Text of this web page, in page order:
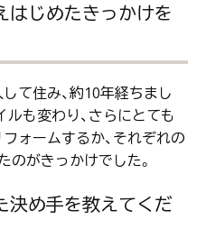
はじめたきっかけを
て住み、約10年経ちまし
ルも変わり、さらにとても
ォームするか、それぞれの
のがきっかけでした。
決め手を教えてくだ